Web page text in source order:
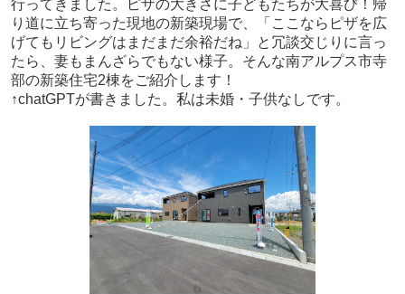
行ってきました。ピザの大きさに子どもたちが大喜び！帰
り道に立ち寄った現地の新築現場で、「ここならピザを広
げてもリビングはまだまだ余裕だね」と冗談交じりに言っ
たら、妻もまんざらでもない様子。そんな南アルプス市寺
部の新築住宅2棟をご紹介します！
↑chatGPTが書きました。私は未婚・子供なしです。